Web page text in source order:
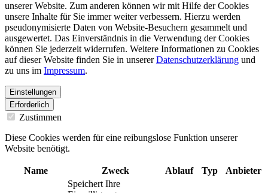
unserer Website. Zum anderen können wir mit Hilfe der Cookies
unsere Inhalte für Sie immer weiter verbessern. Hierzu werden
pseudonymisierte Daten von Website-Besuchern gesammelt und
ausgewertet. Das Einverständnis in die Verwendung der Cookies
können Sie jederzeit widerrufen. Weitere Informationen zu Cookies
auf dieser Website finden Sie in unsererDatenschutzerklärung und
zu uns im Impressum.
Einstellungen
Erforderlich
Zustimmen
Diese Cookies werden für eine reibungslose Funktion unserer
Website benötigt.
Name Zweck Ablauf Typ
Anbieter
Speichert Ihre